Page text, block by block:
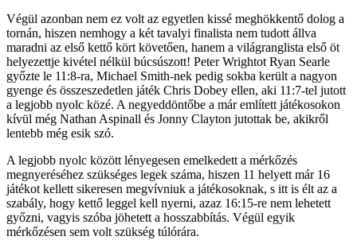
Végül azonban nem ez volt az egyetlen kissé meghökkentő dolog a
tornán, hiszen nemhogy a két tavalyi finalista nem tudott állva
maradni az első kettő kört követően, hanem a világranglista első öt
helyezettje kivétel nélkül búcsúszott! Peter Wrightot Ryan Searle
győzte le 11:8-ra, Michael Smith-nek pedig sokba került a nagyon
gyenge és összeszedetlen játék Chris Dobey ellen, aki 11:7-tel jutott
a legjobb nyolc közé. A negyeddöntőbe a már említett játékosokon
kívül még Nathan Aspinall és Jonny Clayton jutottak be, akikről
lentebb még esik szó.
A legjobb nyolc között lényegesen emelkedett a mérkőzés
megnyeréséhez szükséges legek száma, hiszen 11 helyett már 16
játékot kellett sikeresen megvívniuk a játékosoknak, s itt is élt az a
szabály, hogy kettő leggel kell nyerni, azaz 16:15-re nem lehetett
győzni, vagyis szóba jöhetett a hosszabbítás. Végül egyik
mérkőzésen sem volt szükség túlórára.